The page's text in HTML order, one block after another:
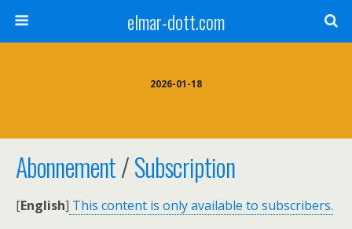
elmar-dott.com
2026-01-18
Abonnement/Subscription
[English] This content is only available to subscribers.